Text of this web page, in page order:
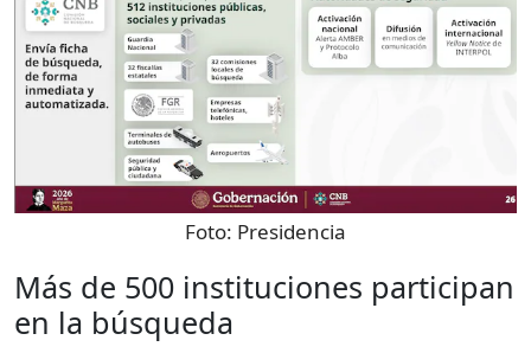
Foto: Presidencia
Más de 500 instituciones participan
en la búsqueda